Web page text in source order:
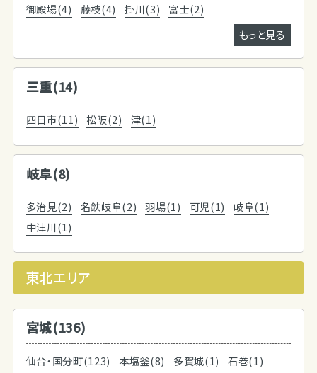
御殿場(4)
藤枝(4) 掛川(3)
富士(2)
もっと見る
三重(14)
四日市(11) 松阪(2) 津(1)
岐阜(8)
多治見(2) 名鉄岐阜(2) 羽場(1) 可児(1)
岐阜(1)
中津川(1)
東北エリア
宮城(136)
仙台・国分町(123) 本塩釜(8) 多賀城(1)
石巻(1)